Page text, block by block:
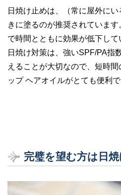
日焼け止めは、（常に屋外に
きに塗るのが推奨されていま
で時間とともに効果が低下して
日焼け対策は、強いSPF/PA指
えることが大切なので、短時
ップ ヘアオイルがとても便利で
完璧を望む方は日